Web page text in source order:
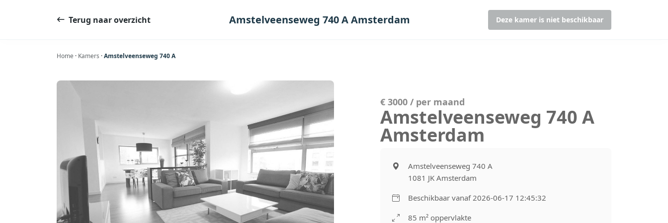
Terug naar overzicht Amstelveenseweg 740 A Amsterdam Deze kamer is niet beschikbaar
Home · Kamers ·Amstelveenseweg 740 A
€ 3000 / per maand
Amstelveenseweg 740 A
Amsterdam
Amstelveenseweg 740 A
1081 JK Amsterdam
Beschikbaar vanaf 2026-06-17 12:45:32
85 m² oppervlakte